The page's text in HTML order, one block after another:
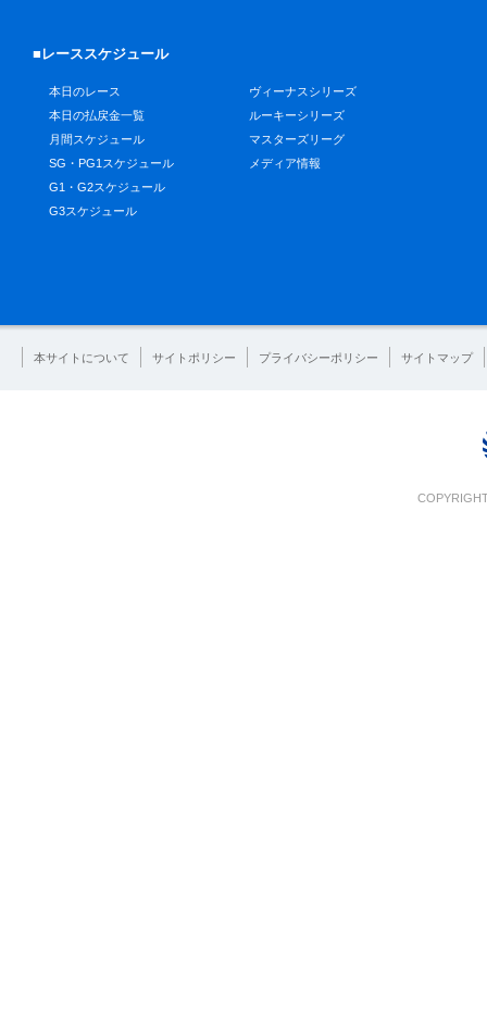
■レーススケジュール
本日のレース
本日の払戻金一覧
月間スケジュール
SG・PG1スケジュール
G1・G2スケジュール
G3スケジュール
ヴィーナスシリーズ
ルーキーシリーズ
マスターズリーグ
メディア情報
本サイトについて サイトポリシー プライバシーポリシー サイトマップ